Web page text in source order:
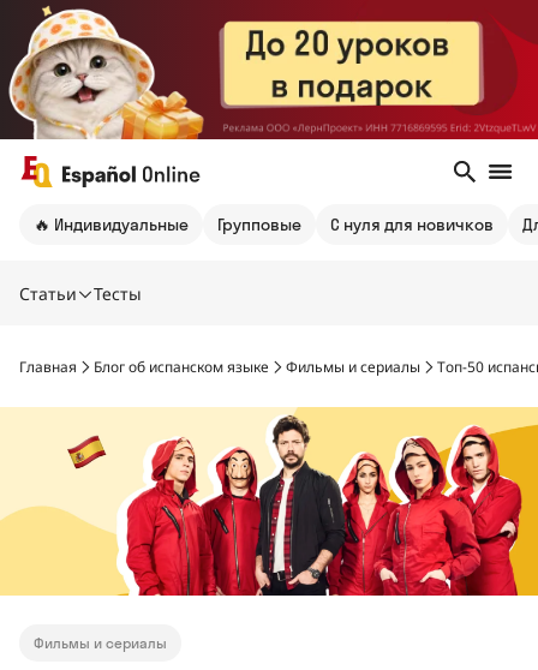
🔥 Индивидуальные Групповые С нуля для новичков
Статьи Тесты
Главная Блог об испанском языке Фильмы и сериалы Топ-50
Фильмы и сериалы